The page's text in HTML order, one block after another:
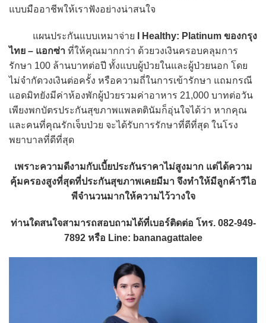
แบบมืออาชีพให้เราฟังอย่างน่าสนใจ
แผนประกันแบบเหมาจ่าย
I Healthy: Platinum ของกรุง
ไทย – แอกซ่า ที่ให้คุณมากกว่า ด้วยวงเงินครอบคลุมการ
รักษา 100 ล้านบาทต่อปี ทั้งแบบผู้ป่วยในและผู้ป่วยนอก โดย
ไม่จำกัดวงเงินต่อครั้ง หรือความถี่ในการเข้ารักษา แถมกรณี
แอดมิทยังมีค่าห้องพักผู้ป่วยรวมค่าอาหาร 21,000 บาทต่อวัน
เพียงพกบัตรประกันสุขภาพแพลตตินัมก็อุ่นใจได้ว่า หากคุณ
และคนที่คุณรักเจ็บป่วย จะได้รับการรักษาที่ดีที่สุด ในโรง
พยาบาลที่ดีที่สุด
เพราะความดีงามกับเบี้ยประกันราคาไม่สูงมาก แต่ได้ความ
คุ้มครองสูงที่สุดที่ประกันสุขภาพเคยมีมา จึงทำให้มีลูกค้าวีไอ
พีจำนวนมากให้ความไว้วางใจ
ท่านใดสนใจสามารถสอบถามได้ที่เบอร์ติดต่อ โทร. 082-949-
7892 หรือ Line: bananagattalee